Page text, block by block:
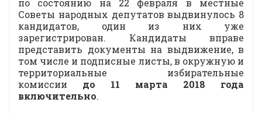
по состоянию на 22 февраля в местные
Советы народных депутатов выдвинулось 8
кандидатов, один из них уже
зарегистрирован. Кандидаты вправе
представить документы на выдвижение, в
том числе и подписные листы, в окружную и
территориальные избирательные
комиссии до 11 марта 2018 года
включительно.